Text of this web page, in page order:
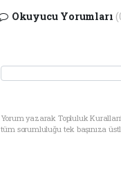
Okuyucu Yorumları
Yorum yazarak Topluluk
tüm sorumluluğu tek başınıza